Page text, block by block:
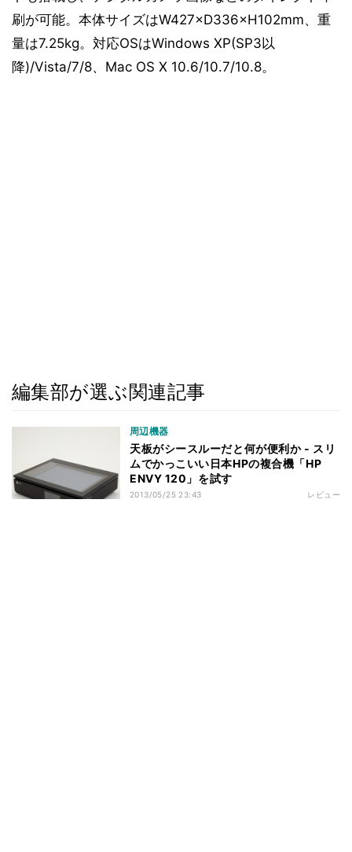
刷が可能。本体サイズはW427×D336×H102mm、重
量は7.25kg。対応OSはWindows XP(SP3以
降)/Vista/7/8、Mac OS X 10.6/10.7/10.8。
編集部が選ぶ関連記事
周辺機器
天板がシースルーだと何が便利か - スリ
ムでかっこいい日本HPの複合機「HP
ENVY 120」を試す
2013/05/25 23:43 レビュー